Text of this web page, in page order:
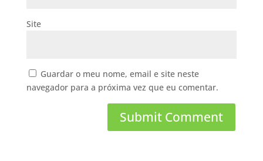
Site
Guardar o meu nome, email e site neste
navegador para a próxima vez que eu comentar.